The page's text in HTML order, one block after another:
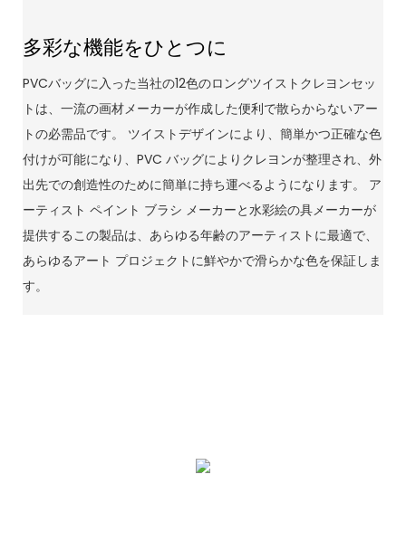
多彩な機能をひとつに
PVCバッグに入った当社の12色のロングツイストクレヨンセッ
トは、一流の画材メーカーが作成した便利で散らからないアー
トの必需品です。 ツイストデザインにより、簡単かつ正確な色
付けが可能になり、PVC バッグによりクレヨンが整理され、外
出先での創造性のために簡単に持ち運べるようになります。 ア
ーティスト ペイント ブラシ メーカーと水彩絵の具メーカーが
提供するこの製品は、あらゆる年齢のアーティストに最適で、
あらゆるアート プロジェクトに鮮やかで滑らかな色を保証しま
す。